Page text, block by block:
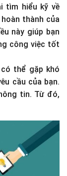
tìm hiểu kỹ về
thành của
này giúp bạn
công việc tốt
thể gặp khó
cầu của bạn.
tin. Từ đó,